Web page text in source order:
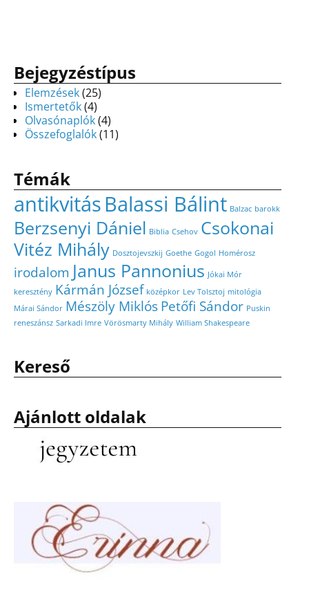
Bejegyzéstípus
Elemzések(25)
Ismertetők(4)
Olvasónaplók(4)
Összefoglalók(11)
Témák
antikvitásBalassi Bálint Balzac barokk
Berzsenyi Dániel Biblia Csehov Csokonai
Vitéz Mihály Dosztojevszkij Goethe Gogol Homérosz
irodalom Janus Pannonius Jókai Mór
keresztény Kármán József középkor Lev Tolsztoj mitológia
Márai Sándor Mészöly MiklósPetőfi Sándor Puskin
reneszánsz Sarkadi Imre Vörösmarty Mihály William Shakespeare
Kereső
Ajánlott oldalak